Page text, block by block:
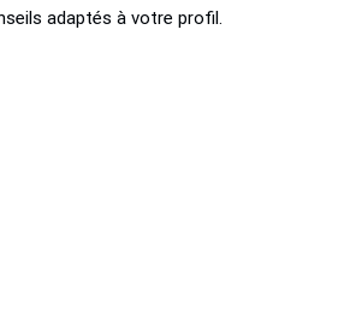
adaptés à votre profil.